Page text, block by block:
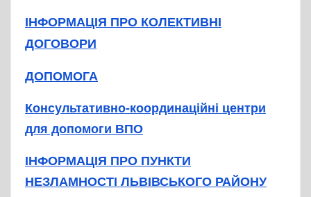
ІНФОРМАЦІЯ ПРО КОЛЕКТИВНІ
ДОГОВОРИ
ДОПОМОГА
Консультативно-координаційні центри
для допомоги ВПО
ІНФОРМАЦІЯ ПРО ПУНКТИ
НЕЗЛАМНОСТІ ЛЬВІВСЬКОГО РАЙОНУ